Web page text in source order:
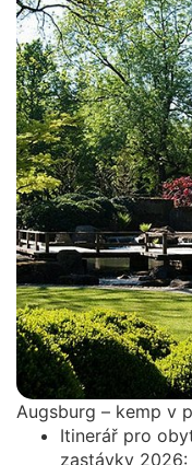
Augsburg – kemp v
Itinerář pro
zastávky